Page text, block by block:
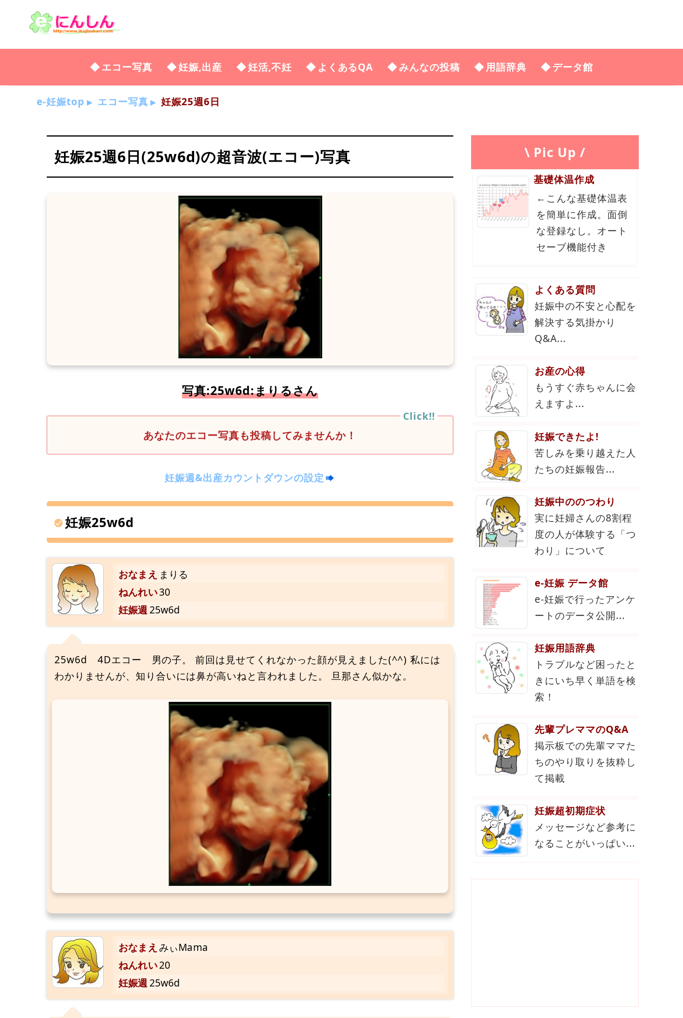
エコー写真 妊娠,出産 妊活,不妊 よくあるQA みんなの投稿 用語辞典 データ館
e-妊娠top エコー写真 妊娠25週6日
妊娠25週6日(25w6d)の超音波(エコー)写真
写真:25w6d:まりるさん
あなたのエコー写真も投稿してみませんか！
妊娠週&出産カウントダウンの設定
妊娠25w6d
おなまえ まりる
ねんれい30
妊娠週25w6d
25w6d 4Dエコー 男の子。 前回は見せてくれなかった顔が見えました(^^) 私には
わかりませんが、知り合いには鼻が高いねと言われました。 旦那さん似かな。
おなまえ みぃMama
ねんれい20
妊娠週25w6d
\ Pic Up /
基礎体温作成
←こんな基礎体温表
を簡単に作成。面倒
な登録なし。オート
セーブ機能付き
よくある質問
妊娠中の不安と心配を
解決する気掛かり
Q&A...
お産の心得
もうすぐ赤ちゃんに会
えますよ...
妊娠できたよ!
苦しみを乗り越えた人
たちの妊娠報告...
妊娠中ののつわり
実に妊婦さんの8割程
度の人が体験する「つ
わり」について
e-妊娠 データ館
e-妊娠で行ったアンケ
ートのデータ公開...
妊娠用語辞典
トラブルなど困ったと
きにいち早く単語を検
索！
先輩プレママのQ&A
掲示板での先輩ママた
ちのやり取りを抜粋し
て掲載
妊娠超初期症状
メッセージなど参考に
なることがいっぱい...